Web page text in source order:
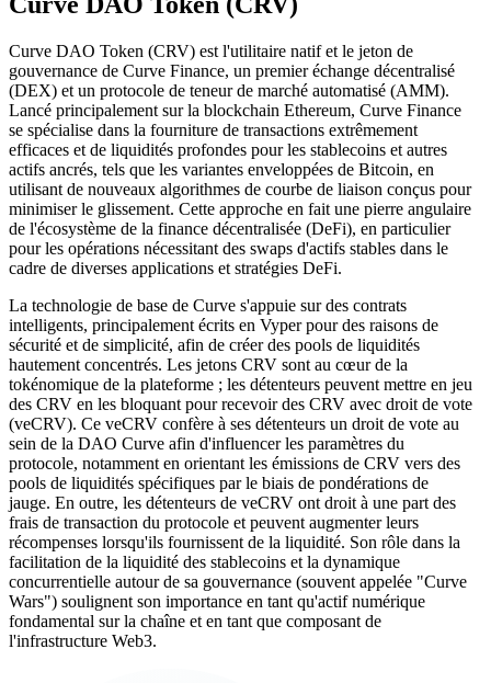
Curve DAO Token (CRV) est l'utilitaire natif et le jeton de
gouvernance de Curve Finance, un premier échange décentralisé
(DEX) et un protocole de teneur de marché automatisé (AMM).
Lancé principalement sur la blockchain Ethereum, Curve Finance
se spécialise dans la fourniture de transactions extrêmement
efficaces et de liquidités profondes pour les stablecoins et autres
actifs ancrés, tels que les variantes enveloppées de Bitcoin, en
utilisant de nouveaux algorithmes de courbe de liaison conçus pour
minimiser le glissement. Cette approche en fait une pierre angulaire
de l'écosystème de la finance décentralisée (DeFi), en particulier
pour les opérations nécessitant des swaps d'actifs stables dans le
cadre de diverses applications et stratégies DeFi.
La technologie de base de Curve s'appuie sur des contrats
intelligents, principalement écrits en Vyper pour des raisons de
sécurité et de simplicité, afin de créer des pools de liquidités
hautement concentrés. Les jetons CRV sont au cœur de la
tokénomique de la plateforme ; les détenteurs peuvent mettre en jeu
des CRV en les bloquant pour recevoir des CRV avec droit de vote
(veCRV). Ce veCRV confère à ses détenteurs un droit de vote au
sein de la DAO Curve afin d'influencer les paramètres du
protocole, notamment en orientant les émissions de CRV vers des
pools de liquidités spécifiques par le biais de pondérations de
jauge. En outre, les détenteurs de veCRV ont droit à une part des
frais de transaction du protocole et peuvent augmenter leurs
récompenses lorsqu'ils fournissent de la liquidité. Son rôle dans la
facilitation de la liquidité des stablecoins et la dynamique
concurrentielle autour de sa gouvernance (souvent appelée "Curve
Wars") soulignent son importance en tant qu'actif numérique
fondamental sur la chaîne et en tant que composant de
l'infrastructure Web3.